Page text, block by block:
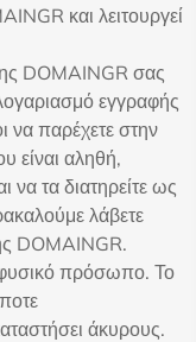
και λειτουργεί
DOMAINGR σας
εγγραφής
να παρέχετε στην
είναι αληθή,
να τα διατηρείτε ως
λάβετε
DOMAINGR.
φυσικό πρόσωπο. Το
άκυρους.